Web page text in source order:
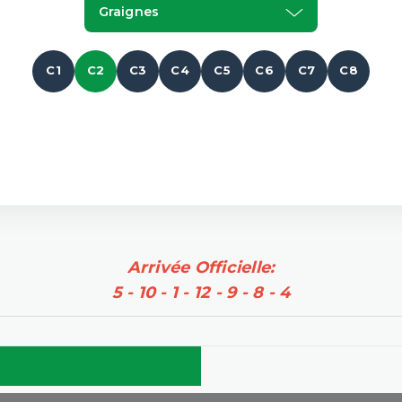
Graignes
C1 C2 C3 C4 C5 C6 C7 C8
Arrivée Officielle:
5 - 10 - 1 - 12 - 9 - 8 - 4